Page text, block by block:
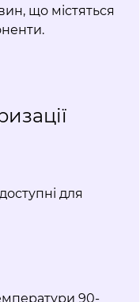
що містяться
для
90-